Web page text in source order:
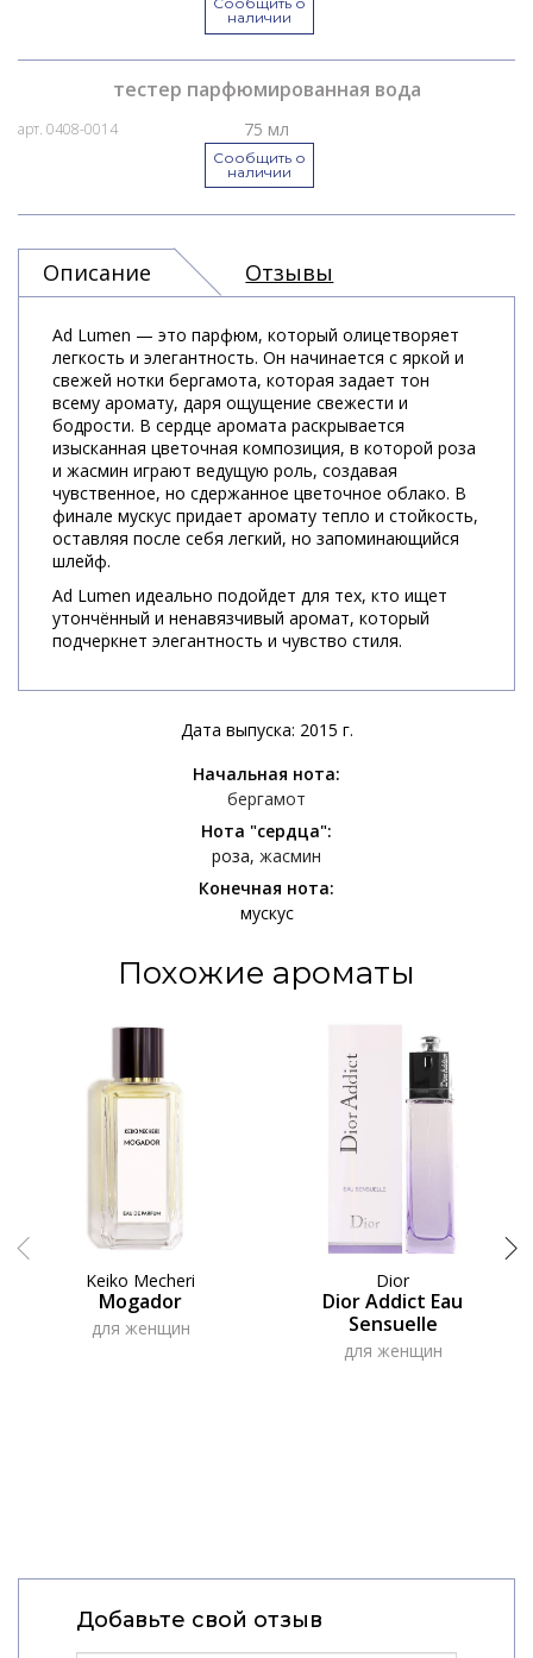
наличии
тестер парфюмированная вода
арт. 0408-0014 75 мл
Сообщить о
наличии
Описание Отзывы
Ad Lumen — это парфюм, который олицетворяет
легкость и элегантность. Он начинается с яркой и
свежей нотки бергамота, которая задает тон
всему аромату, даря ощущение свежести и
бодрости. В сердце аромата раскрывается
изысканная цветочная композиция, в которой роза
и жасмин играют ведущую роль, создавая
чувственное, но сдержанное цветочное облако. В
финале мускус придает аромату тепло и стойкость,
оставляя после себя легкий, но запоминающийся
шлейф.
Ad Lumen идеально подойдет для тех, кто ищет
утончённый и ненавязчивый аромат, который
подчеркнет элегантность и чувство стиля.
Дата выпуска: 2015 г.
Начальная нота:
бергамот
Нота "сердца":
роза жасмин
Конечная нота:
мускус
Похожие ароматы
Keiko Mecheri
Mogador
для женщин
Dior
Dior Addict Eau
Sensuelle
для женщин
Добавьте свой отзыв